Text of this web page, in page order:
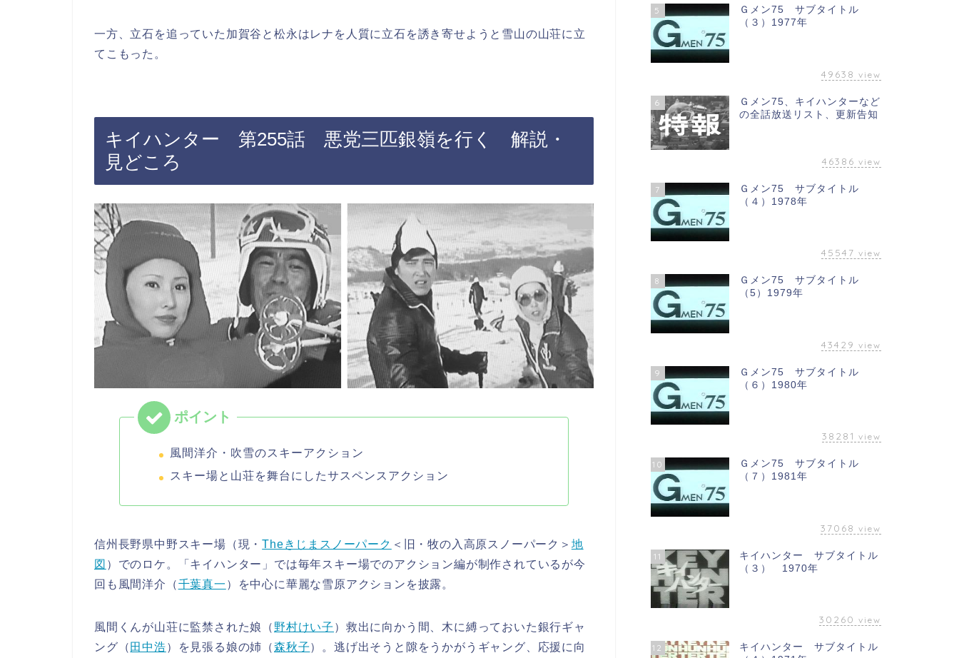
一方、立石を追っていた加賀谷と松永はレナを人質に立石を誘き寄せようと雪山の山荘に立
てこもった。
キイハンター 第255話 悪党三匹銀嶺を行く 解説・
見どころ
風間洋介・吹雪のスキーアクション
スキー場と山荘を舞台にしたサスペンスアクション
信州長野県中野スキー場（現・Theきじまスノーパーク ＜旧・牧の入高原スノーパーク＞ 地
図 ）でのロケ。「キイハンター」では毎年スキー場でのアクション編が制作されているが今
回も風間洋介（千葉真一 ）を中心に華麗な雪原アクションを披露。
風間くんが山荘に監禁された娘（ 野村けい子 ）救出に向かう間、木に縛っておいた銀行ギャ
ング（ 田中浩）を見張る娘の姉（森秋子）。逃げ出そうと隙をうかがうギャング、応援に向
5
Ｇメン75 サブタイトル
（３）1977年
49638 view
6
Ｇメン75、キイハンターなど
の全話放送リスト、更新告知
46386 view
7
Ｇメン75 サブタイトル
（４）1978年
45547 view
8
Ｇメン75 サブタイトル
（5）1979年
43429 view
9
Ｇメン75 サブタイトル
（６）1980年
38281 view
10
Ｇメン75 サブタイトル
（７）1981年
37068 view
11
キイハンター サブタイトル
（３） 1970年
30260 view
12
キイハンター サブタイトル